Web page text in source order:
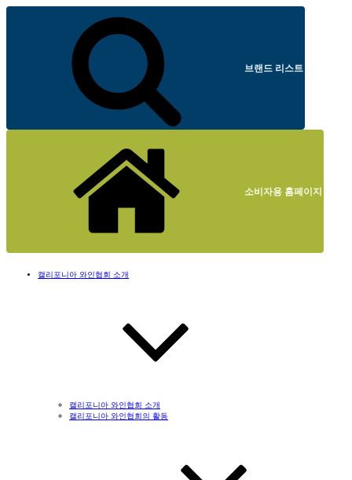
브랜드 리스트
소비자용 홈페이지
캘리포니아 와인협회 소개
캘리포니아 와인협회 소개
캘리포니아 와인협회의 활동